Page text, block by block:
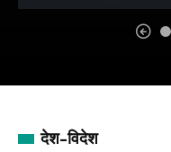
देश-विदेश